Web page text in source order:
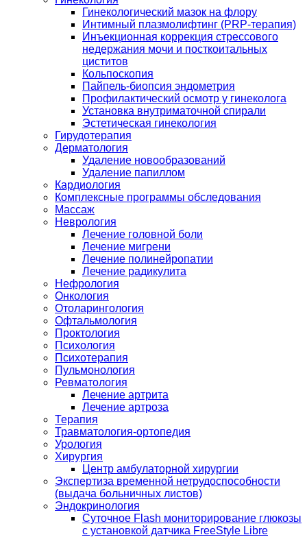
Гинекологический мазок на флору
Интимный плазмолифтинг (PRP-терапия)
Инъекционная коррекция стрессового
недержания мочи и посткоитальных
циститов
Кольпоскопия
Пайпель-биопсия эндометрия
Профилактический осмотр у гинеколога
Установка внутриматочной спирали
Эстетическая гинекология
Гирудотерапия
Дерматология
Удаление новообразований
Удаление папиллом
Кардиология
Комплексные программы обследования
Массаж
Неврология
Лечение головной боли
Лечение мигрени
Лечение полинейропатии
Лечение радикулита
Нефрология
Онкология
Отоларингология
Офтальмология
Проктология
Психология
Психотерапия
Пульмонология
Ревматология
Лечение артрита
Лечение артроза
Терапия
Травматология-ортопедия
Урология
Хирургия
Центр амбулаторной хирургии
Экспертиза временной нетрудоспособности
(выдача больничных листов)
Эндокринология
Суточное Flash мониторирование глюкозы
с установкой датчика FreeStyle Libre